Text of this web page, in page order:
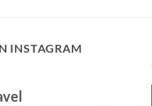
INSTAGRAM